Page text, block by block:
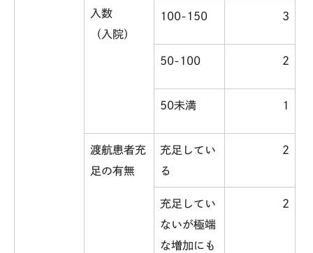
入数
（入院）
100-150 3
50-100 2
50未満 1
渡航患者充
足の有無
充足してい
る
2
充足してい
ないが極端
な増加にも
2